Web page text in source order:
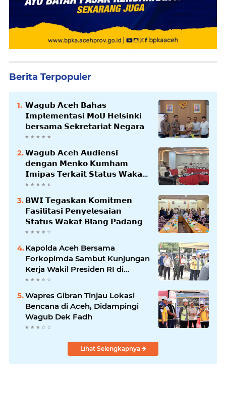
Berita Terpopuler
𝗪𝗮𝗴𝘂𝗯 𝗔𝗰𝗲𝗵 𝗕𝗮𝗵𝗮𝘀
𝗜𝗺𝗽𝗹𝗲𝗺𝗲𝗻𝘁𝗮𝘀𝗶 𝗠𝗼𝗨 𝗛𝗲𝗹𝘀𝗶𝗻𝗸𝗶
𝗯𝗲𝗿𝘀𝗮𝗺𝗮 𝗦𝗲𝗸𝗿𝗲𝘁𝗮𝗿𝗶𝗮𝘁 𝗡𝗲𝗴𝗮𝗿𝗮
𝗪𝗮𝗴𝘂𝗯 𝗔𝗰𝗲𝗵 𝗔𝘂𝗱𝗶𝗲𝗻𝘀𝗶
𝗱𝗲𝗻𝗴𝗮𝗻 𝗠𝗲𝗻𝗸𝗼 𝗞𝘂𝗺𝗵𝗮𝗺
𝗜𝗺𝗶𝗽𝗮𝘀 𝗧𝗲𝗿𝗸𝗮𝗶𝘁 𝗦𝘁𝗮𝘁𝘂𝘀 𝗪𝗮𝗸𝗮𝗳
𝗕𝗹𝗮𝗻𝗴𝗽𝗮𝗱𝗮𝗻𝗴
𝗕𝗪𝗜 𝗧𝗲𝗴𝗮𝘀𝗸𝗮𝗻 𝗞𝗼𝗺𝗶𝘁𝗺𝗲𝗻
𝗙𝗮𝘀𝗶𝗹𝗶𝘁𝗮𝘀𝗶 𝗣𝗲𝗻𝘆𝗲𝗹𝗲𝘀𝗮𝗶𝗮𝗻
𝗦𝘁𝗮𝘁𝘂𝘀 𝗪𝗮𝗸𝗮𝗳 𝗕𝗹𝗮𝗻𝗴 𝗣𝗮𝗱𝗮𝗻𝗴
Kapolda Aceh Bersama
Forkopimda Sambut Kunjungan
Kerja Wakil Presiden RI di
Kabupaten Bireuen
Wapres Gibran Tinjau Lokasi
Bencana di Aceh, Didampingi
Wagub Dek Fadh
Lihat Selengkapnya